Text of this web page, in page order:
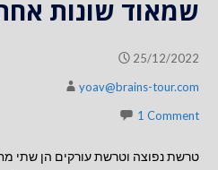
שמאוד שונות
25/12/2022
yoav@brains-tour.com
1 Comment
טרשת נפוצה וטרשת עורקים הן שתי